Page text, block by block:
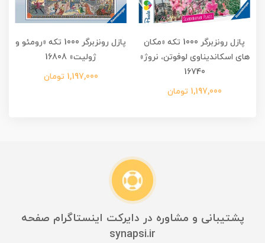
پازل رونزبرگر 1000 تکه «مکان
های اسکاندیناوی لوفوتن، نروژ»
16740
1,197,000 تومان
پازل رونزبرگر 1000 تکه «رومئو و
ژولیت» 16808
1,197,000 تومان
پشتیبانی و مشاوره در دایرکت اینستاگرام صفحه
synapsi.ir